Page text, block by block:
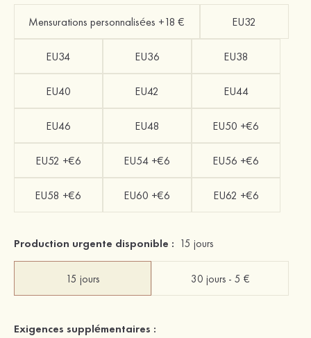
Mensurations personnalisées +18 € EU32
EU34 EU36 EU38
EU40 EU42 EU44
EU46 EU48 EU50 +€6
EU52 +€6 EU54 +€6 EU56 +€6
EU58 +€6 EU60 +€6 EU62 +€6
Production urgente disponible : 15 jours
15 jours 30 jours - 5 €
Exigences supplémentaires :